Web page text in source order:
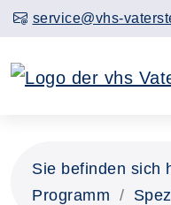
service@vhs-
Sie befinden sich
Programm